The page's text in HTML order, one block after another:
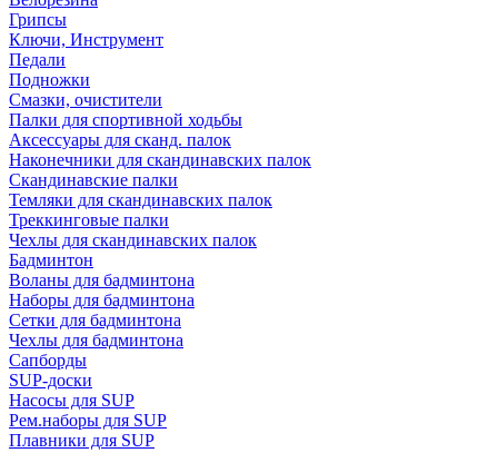
Грипсы
Ключи, Инструмент
Педали
Подножки
Смазки, очистители
Палки для спортивной ходьбы
Аксессуары для сканд. палок
Наконечники для скандинавских палок
Скандинавские палки
Темляки для скандинавских палок
Треккинговые палки
Чехлы для скандинавских палок
Бадминтон
Воланы для бадминтона
Наборы для бадминтона
Сетки для бадминтона
Чехлы для бадминтона
Сапборды
SUP-доски
Насосы для SUP
Рем.наборы для SUP
Плавники для SUP